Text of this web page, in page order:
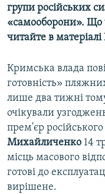
групи російських
«самооборони». Що
читайте в
Кримська влада
готовність»
лише два тижні
очікували
прем'єр
Михайличенко 14
місць масового
готові до
вирішене.